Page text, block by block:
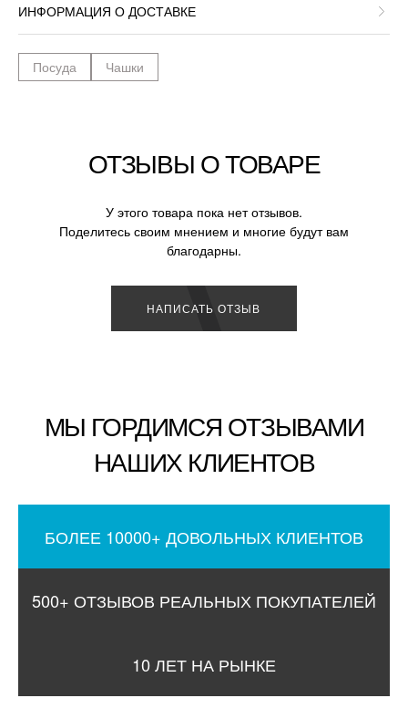
ИНФОРМАЦИЯ О ДОСТАВКЕ
Посуда Чашки
ОТЗЫВЫ О ТОВАРЕ
У этого товара пока нет отзывов.
Поделитесь своим мнением и многие будут вам
благодарны.
НАПИСАТЬ ОТЗЫВ
МЫ ГОРДИМСЯ ОТЗЫВАМИ
НАШИХ КЛИЕНТОВ
БОЛЕЕ 10000+ ДОВОЛЬНЫХ КЛИЕНТОВ
500+ ОТЗЫВОВ РЕАЛЬНЫХ ПОКУПАТЕЛЕЙ
10 ЛЕТ НА РЫНКЕ